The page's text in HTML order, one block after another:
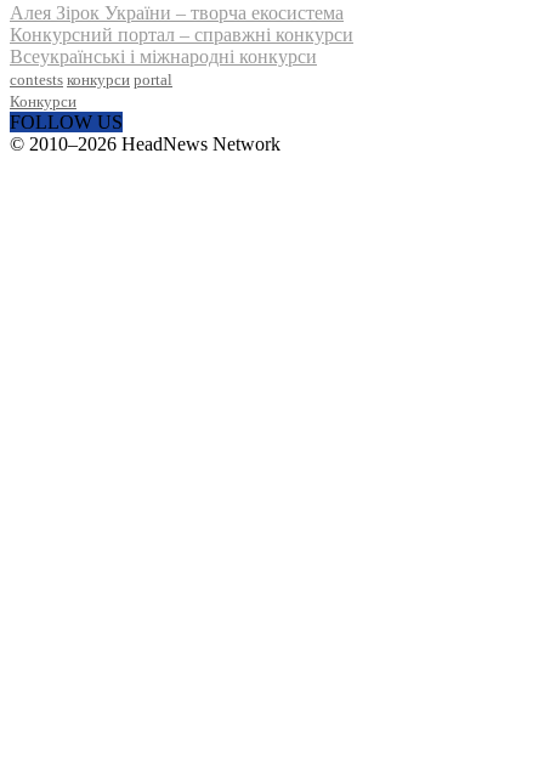
Алея Зірок України – творча екосистема
Конкурсний портал – справжні конкурси
Всеукраїнські і міжнародні конкурси
contests конкурси portal
Конкурси
FOLLOW US
© 2010–2026 HeadNews Network